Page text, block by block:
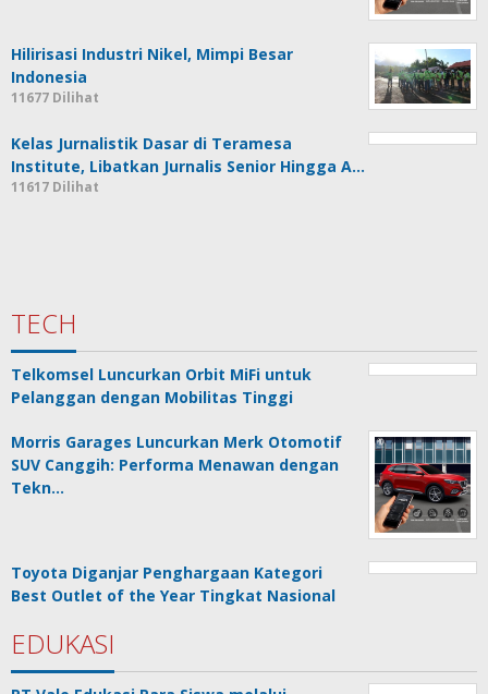
Hilirisasi Industri Nikel, Mimpi Besar
Indonesia
11677 Dilihat
Kelas Jurnalistik Dasar di Teramesa
Institute, Libatkan Jurnalis Senior Hingga A…
11617 Dilihat
TECH
Telkomsel Luncurkan Orbit MiFi untuk
Pelanggan dengan Mobilitas Tinggi
Morris Garages Luncurkan Merk Otomotif
SUV Canggih: Performa Menawan dengan
Tekn…
Toyota Diganjar Penghargaan Kategori
Best Outlet of the Year Tingkat Nasional
EDUKASI